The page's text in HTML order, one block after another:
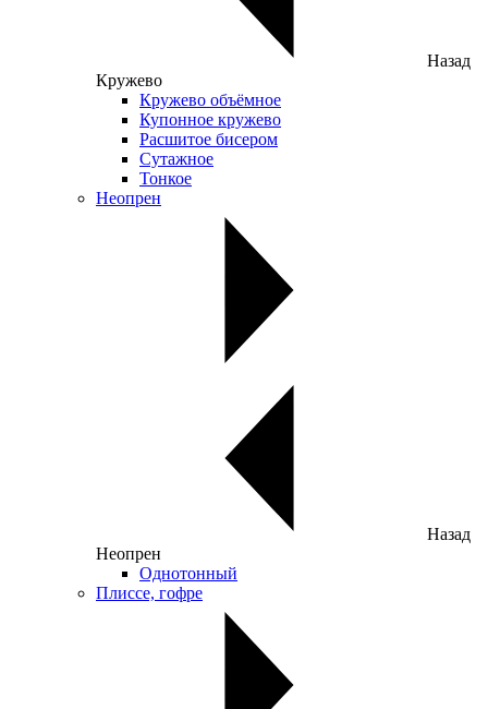
Назад
Кружево
Кружево объёмное
Купонное кружево
Расшитое бисером
Сутажное
Тонкое
Неопрен
Назад
Неопрен
Однотонный
Плиссе, гофре